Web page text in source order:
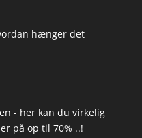
hænger det
- her kan du virkelig
på op til 70% ..!